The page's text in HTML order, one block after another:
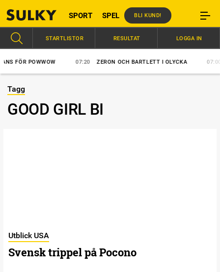
SPORT SPEL BLI KUND!
FÖR POWWOW 07:20 ZERON OCH BARTLETT I OLYCKA 07:00
STARTLISTOR RESULTAT LOGGA IN
Tagg
GOOD GIRL BI
Utblick USA
Svensk trippel på Pocono